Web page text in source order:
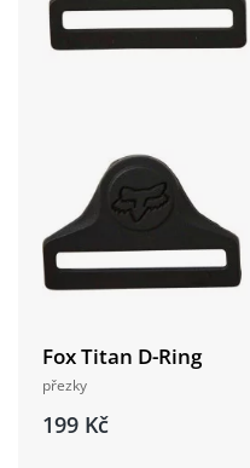
Fox Titan D-Ring
přezky
199 Kč